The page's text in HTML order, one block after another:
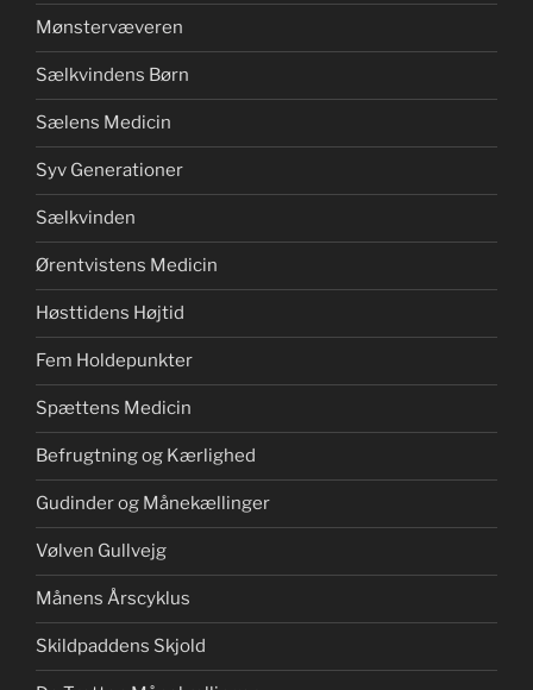
Mønstervæveren
Sælkvindens Børn
Sælens Medicin
Syv Generationer
Sælkvinden
Ørentvistens Medicin
Høsttidens Højtid
Fem Holdepunkter
Spættens Medicin
Befrugtning og Kærlighed
Gudinder og Månekællinger
Vølven Gullvejg
Månens Årscyklus
Skildpaddens Skjold